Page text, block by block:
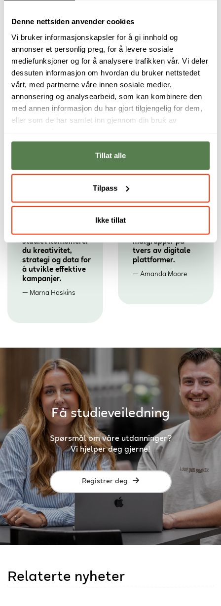
Denne nettsiden anvender cookies
Vi bruker informasjonskapsler for å gi innhold og
annonser et personlig preg, for å levere sosiale
mediefunksjoner og for å analysere trafikken vår. Vi deler
dessuten informasjon om hvordan du bruker nettstedet
vårt, med partnerne våre innen sosiale medier,
annonsering og analysearbeid, som kan kombinere den
med annen informasjon du har gjort tilgjengelig for dem,
eller som de har samlet inn gjennom din bruk av
Tillat alle
Tilpass
Ikke tillat
Vårt fagpersonell
skaper
oppmerksomhet,
resultater. I dette
studiet kombinerer
du kreativitet,
strategi og data for
å utvikle effektive
kampanjer.
Marna Haskins
ferdigheter innen
videoproduksjon,
engasjerer
målgrupper på
tvers av digitale
plattformer.
Amanda Moore
Få studieveiledning
Spørsmål om våre utdanninger?
Vi hjelper deg gjerne!
Registrer deg
Relaterte nyheter